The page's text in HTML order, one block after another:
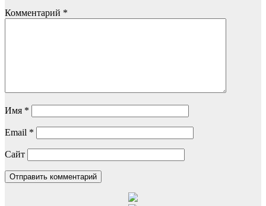
Комментарий *
Имя *
Email *
Сайт